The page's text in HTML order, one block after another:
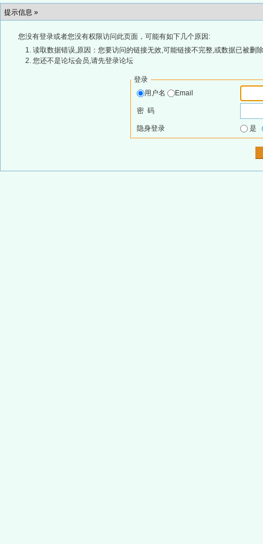
提示信息 »
您没有登录或者您没有权限访问此页面，可能有如下几个原因:
读取数据错误,原因：您要访问的链接无效,可能链接不完整,或数据已被删
您还不是论坛会员,请先登录论坛
登录
用户名
Email
密 码
隐身登录 是